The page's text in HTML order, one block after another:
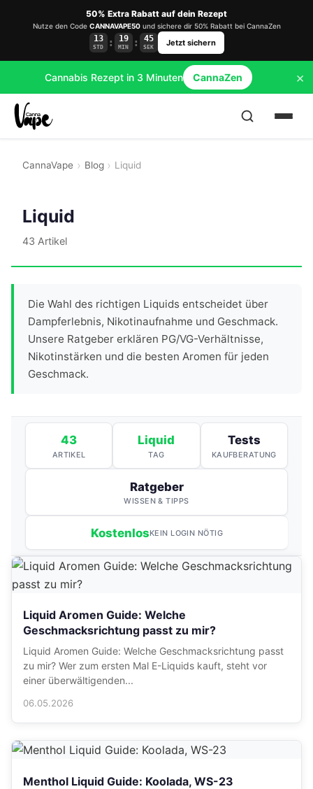
50% Extra Rabatt auf dein Rezept
Nutze den Code CANNAVAPE50und sichere dir 50% Rabatt bei CannaZen
13
STD : 19
MIN : 45
SEK Jetzt sichern
Cannabis Rezept in 3 Minuten CannaZen ×
CannaVape Blog Liquid
Liquid
43 Artikel
Die Wahl des richtigen Liquids entscheidet über
Dampferlebnis, Nikotinaufnahme und Geschmack.
Unsere Ratgeber erklären PG/VG-Verhältnisse,
Nikotinstärken und die besten Aromen für jeden
Geschmack.
43
ARTIKEL
Liquid
TAG
Tests
KAUFBERATUNG
Ratgeber
WISSEN & TIPPS
KostenlosKEIN LOGIN NÖTIG
Liquid Aromen Guide: Welche
Geschmacksrichtung passt zu mir?
Liquid Aromen Guide: Welche Geschmacksrichtung passt
zu mir? Wer zum ersten Mal E-Liquids kauft, steht vor
einer überwältigenden...
06.05.2026
Menthol Liquid Guide: Koolada, WS-23